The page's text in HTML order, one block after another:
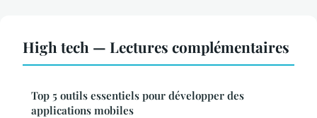
High tech — Lectures complémentaires
Top 5 outils essentiels pour développer des
applications mobiles